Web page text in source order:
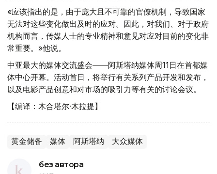
«应该指出的是，由于庞大且不可靠的官僚机制，导致国家
无法对这些变化做出及时的应对。因此，对我们、对于政府
机构而言，传媒人士的专业精神和意见对应对目前的变化非
常重要。»他说。
中亚最大的媒体交流盛会——阿斯塔纳媒体周11日在首都媒
体中心开幕。活动首日，将举行有关系列产品开发和发布，
以及电影产品创意和对市场的吸引力等有关的讨论会议。
【编译：木合塔尔·木拉提】
黄金储备 媒体 阿斯塔纳 大众媒体
без автора